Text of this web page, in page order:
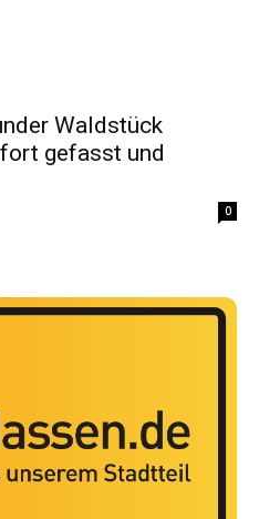
Waldstück
gefasst und
0